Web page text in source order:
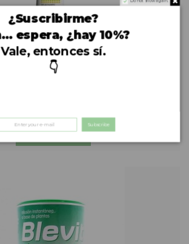
5,75 €
¿Suscribirme?
espera, ¿hay 10%?
Vale, entonces sí.
👇
Subscribe